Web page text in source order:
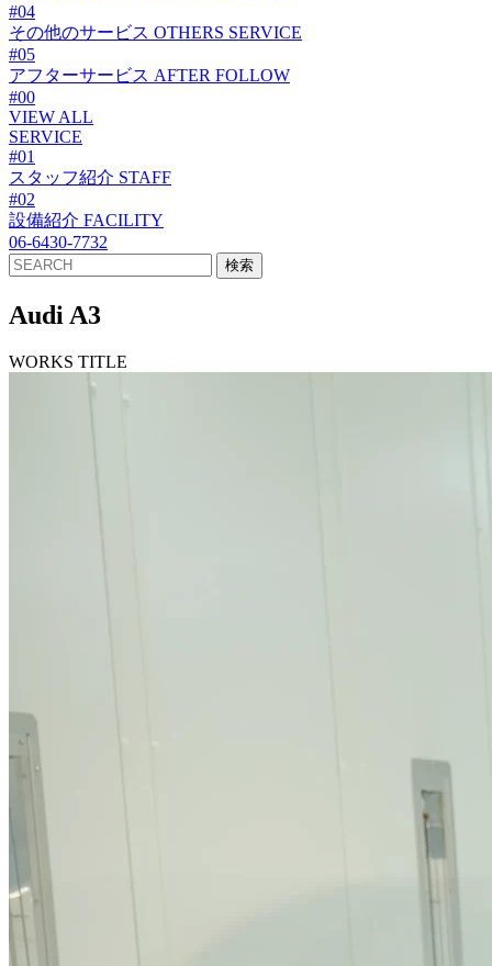
#04
その他のサービス OTHERS SERVICE
#05
アフターサービス AFTER FOLLOW
#00
VIEW ALL
SERVICE
#01
スタッフ紹介 STAFF
#02
設備紹介 FACILITY
06-6430-7732
Audi A3
WORKS TITLE